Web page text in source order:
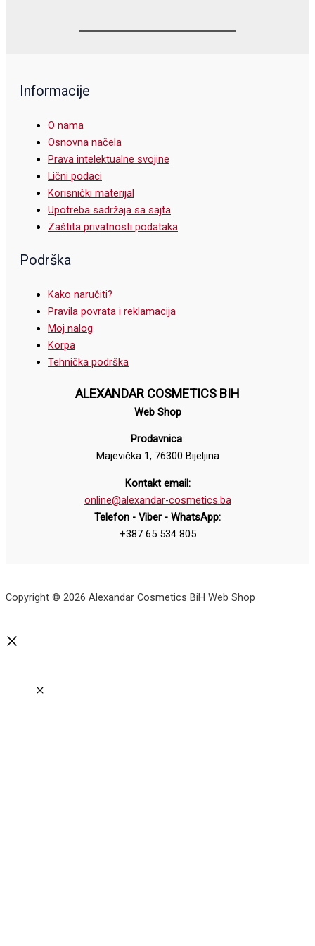
Informacije
O nama
Osnovna načela
Prava intelektualne svojine
Lični podaci
Korisnički materijal
Upotreba sadržaja sa sajta
Zaštita privatnosti podataka
Podrška
Kako naručiti?
Pravila povrata i reklamacija
Moj nalog
Korpa
Tehnička podrška
ALEXANDAR COSMETICS BIH
Web Shop
Prodavnica:
Majevička 1, 76300 Bijeljina
Kontakt email:
online@alexandar-cosmetics.ba
Telefon - Viber - WhatsApp:
+387 65 534 805
Copyright © 2026 Alexandar Cosmetics BiH Web Shop